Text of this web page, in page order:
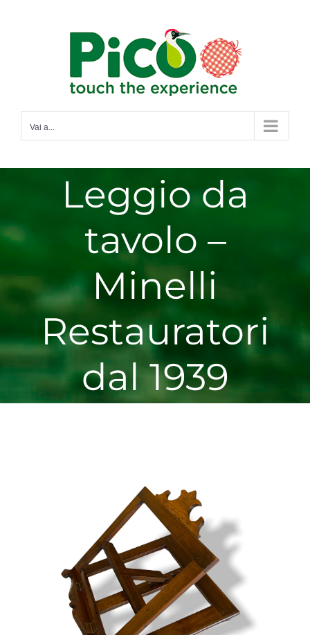
Vai a...
Leggio da
tavolo –
Minelli
Restauratori
dal 1939